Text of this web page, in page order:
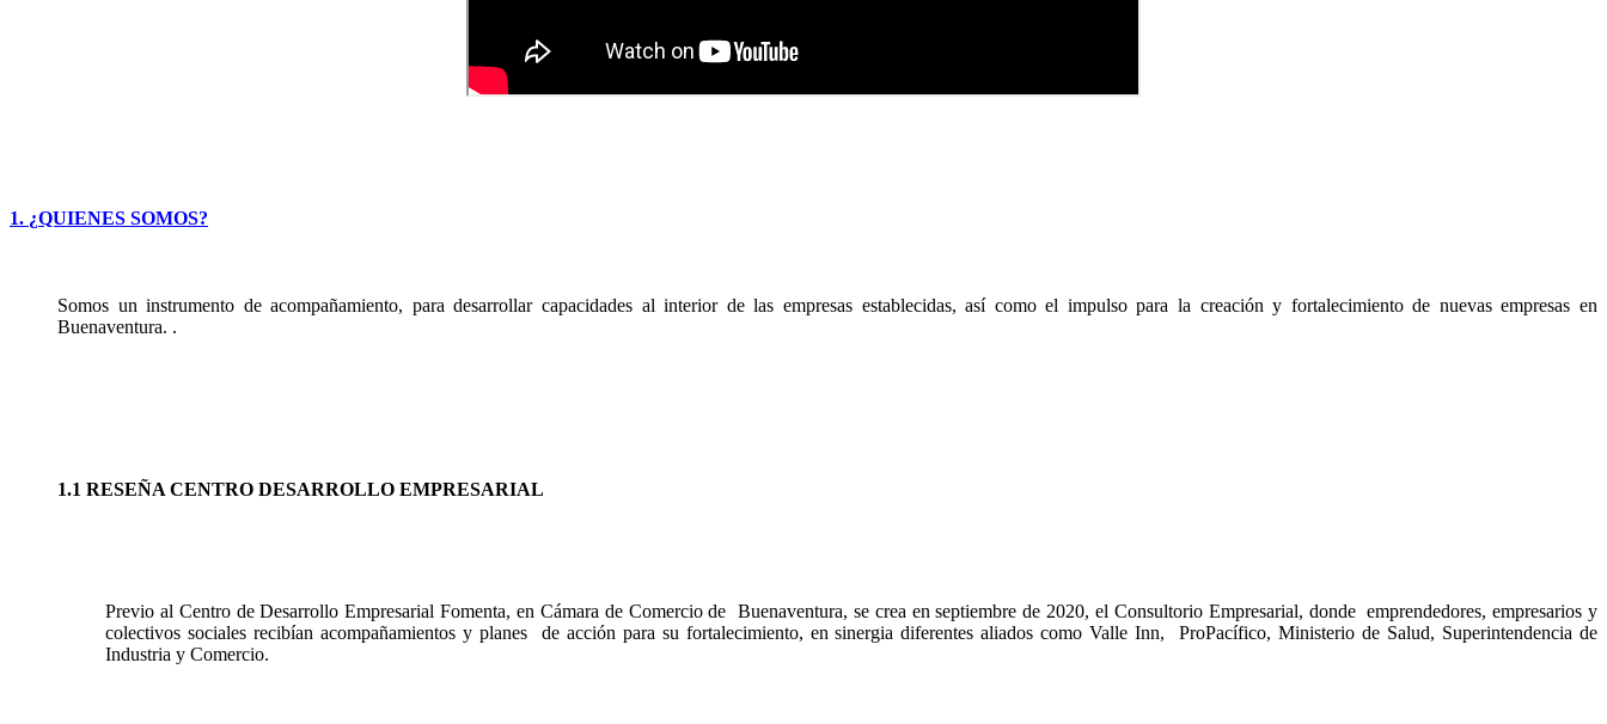
1. ¿QUIENES SOMOS?
Somos un instrumento de acompañamiento, para desarrollar capacidades al interior de las empresas establecidas, así como el impulso para la creación y fortalecimiento de nuevas empresas en
Buenaventura. .
1.1 RESEÑA CENTRO DESARROLLO EMPRESARIAL
Previo al Centro de Desarrollo Empresarial Fomenta, en Cámara de Comercio de Buenaventura, se crea en septiembre de 2020, el Consultorio Empresarial, donde emprendedores, empresarios y
colectivos sociales recibían acompañamientos y planes de acción para su fortalecimiento, en sinergia diferentes aliados como Valle Inn, ProPacífico, Ministerio de Salud, Superintendencia de
Industria y Comercio.